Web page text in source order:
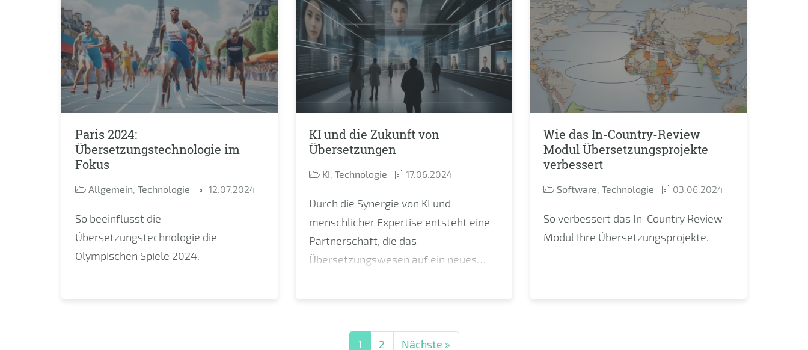
Paris 2024:
Übersetzungstechnologie im
Fokus
Allgemein, Technologie 12.07.2024
So beeinflusst die
Übersetzungstechnologie die
Olympischen Spiele 2024.
KI und die Zukunft von
Übersetzungen
KI,Technologie 17.06.2024
Durch die Synergie von KI und
menschlicher Expertise entsteht eine
Partnerschaft, die das
Übersetzungswesen auf ein neues
Wie das In-Country-Review
Modul Übersetzungsprojekte
verbessert
Software,Technologie 03.06.2024
So verbessert das In-Country Review
Modul Ihre Übersetzungsprojekte.
1 2 Nächste »